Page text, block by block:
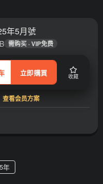
年5月號
立即購買 收藏
需购买 · VIP免费
查看会员方案
年